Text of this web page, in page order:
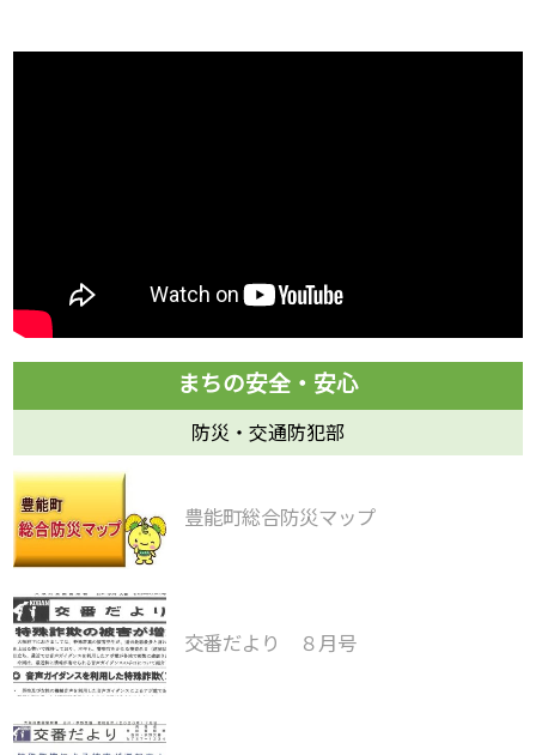
防災・交通防犯部
豊能町総合防災マップ
交番だより ８月号